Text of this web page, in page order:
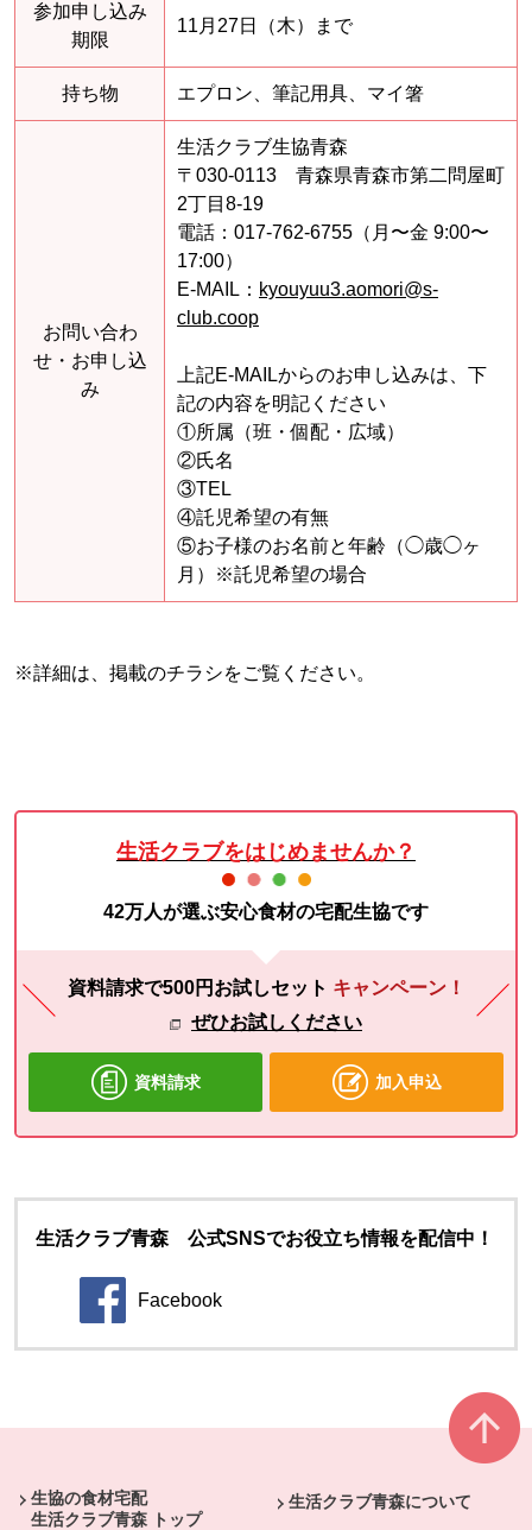
参加申し込み
期限
11月27日（木）まで
持ち物 エプロン、筆記用具、マイ箸
お問い合わ
せ・お申し込
み
生活クラブ生協青森
〒030-0113 青森県青森市第二問屋町
2丁目8-19
電話：017-762-6755（月〜金 9:00〜
17:00）
E-MAIL： kyouyuu3.aomori@s-
club.coop
上記E-MAILからのお申し込みは、下
記の内容を明記ください
①所属（班・個配・広域）
②氏名
③TEL
④託児希望の有無
⑤お子様のお名前と年齢（◯歳◯ヶ
月）※託児希望の場合
※詳細は、掲載のチラシをご覧ください。
生活クラブをはじめませんか？
42万人が選ぶ安心食材の宅配生協です
資料請求で500円お試しセット キャンペーン！
ぜひお試しください
資料請求 加入申込
生活クラブ青森 公式SNSでお役立ち情報を配信中！
Facebook
別のウィンドウで開きます。
生協の食材宅配
生活クラブ青森 トップ
生活クラブ青森について